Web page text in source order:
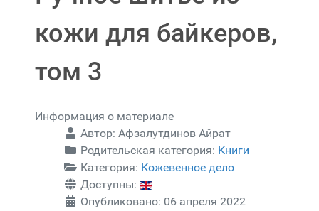
кожи для байкеров,
том 3
Информация о материале
Автор: Афзалутдинов Айрат
Родительская категория: Книги
Категория: Кожевенное дело
Доступны:
Опубликовано: 06 апреля 2022